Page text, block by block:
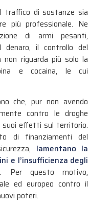
traffico di sostanze sia
più professionale. Ne
di armi pesanti,
denaro, il controllo del
riguarda più solo la
e cocaina, le cui
che, pur non avendo
contro le droghe
suoi effetti sul territorio.
di finanziamenti del
lamentano la
e l’insufficienza degli
. Per questo motivo,
ed europeo contro il
poteri.